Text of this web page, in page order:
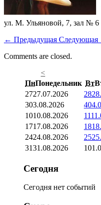
ул. М. Ульяновой, 7, зал № 6
← Предыдущая Следующая
Comments are closed.
<
ПнПонедельник Вт
2727.07.2026 28
303.08.2026 4
1010.08.2026 11
1717.08.2026 18
2424.08.2026 25
3131.08.2026 1
Сегодня
Сегодня нет событий